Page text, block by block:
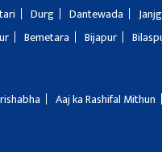
Durg Dantewada
Bemetara Bijapur
Aaj ka Rashifal Mithun